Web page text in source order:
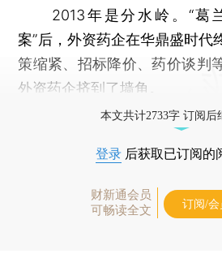
2013年是分水岭。“葛
案”后，外资药企在华鼎盛时代
策缩紧、招标降价、药价谈判
外资药企挤到了墙角。
本文共计2733字 订阅后
登录 后获取已订阅的
财新通会员
可畅读全文
订阅/会